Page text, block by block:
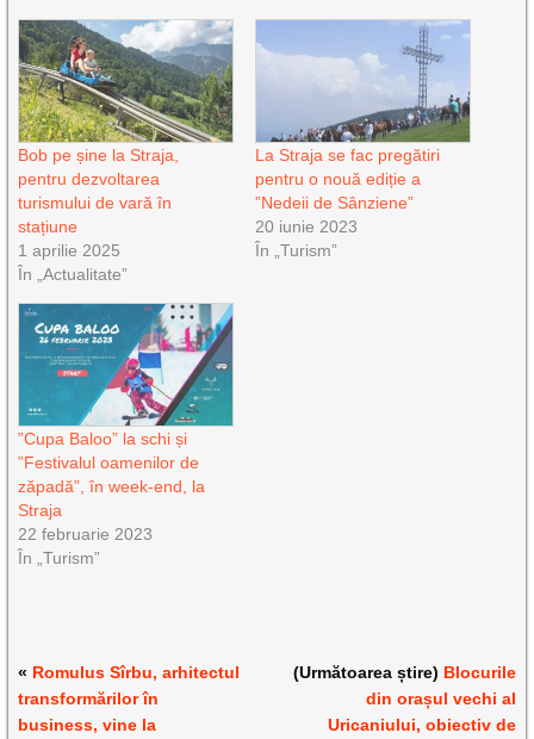
Bob pe șine la Straja,
pentru dezvoltarea
turismului de vară în
stațiune
1 aprilie 2025
În „Actualitate”
La Straja se fac pregătiri
pentru o nouă ediție a
”Nedeii de Sânziene”
20 iunie 2023
În „Turism”
”Cupa Baloo” la schi și
”Festivalul oamenilor de
zăpadă”, în week-end, la
Straja
22 februarie 2023
În „Turism”
« Romulus Sîrbu, arhitectul
transformărilor în
business, vine la
(Următoarea știre) Blocurile
din orașul vechi al
Uricaniului, obiectiv de